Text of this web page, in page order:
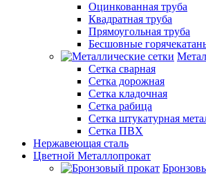
Оцинкованная труба
Квадратная труба
Прямоугольная труба
Бесшовные
Сетка сварная
Сетка дорожная
Сетка кладочная
Сетка рабица
Сетка штукатурная
Сетка ПВХ
Нержавеющая сталь
Цветной Металлопрокат